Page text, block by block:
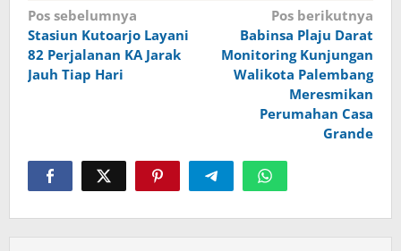
Navigasi
pos
Pos sebelumnya
Stasiun Kutoarjo Layani
82 Perjalanan KA Jarak
Jauh Tiap Hari
Pos berikutnya
Babinsa Plaju Darat
Monitoring Kunjungan
Walikota Palembang
Meresmikan
Perumahan Casa
Grande